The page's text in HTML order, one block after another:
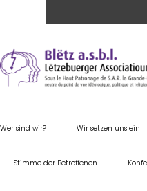
Wer sind wir? Wir setzen uns ein
Stimme der Betroffenen